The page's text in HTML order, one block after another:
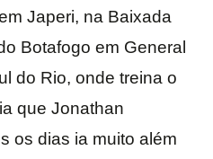
Japeri, na Baixada
Botafogo em General
do Rio, onde treina o
que Jonathan
os dias ia muito além